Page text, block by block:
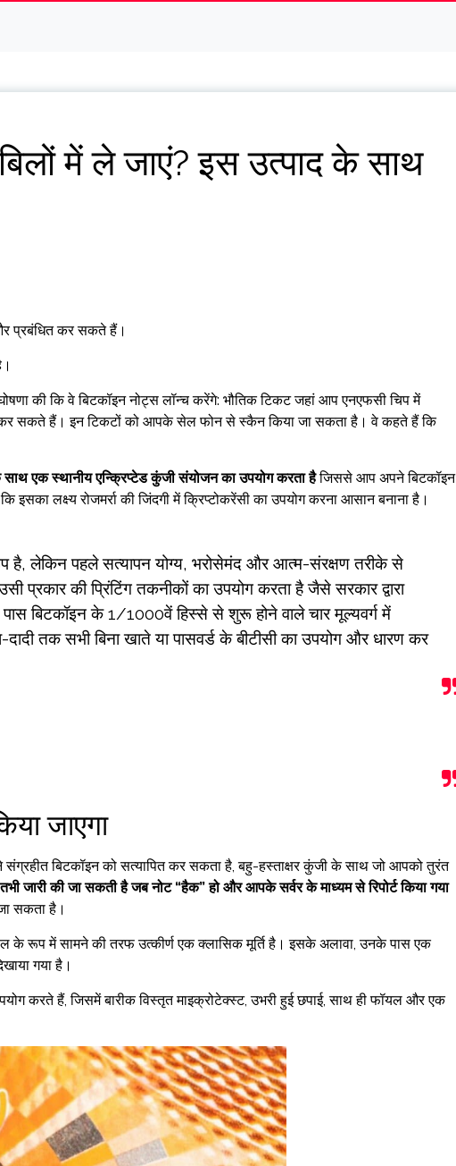
में ले जाएं? इस उत्पाद के साथ
प्रबंधित कर सकते हैं।
की कि वे बिटकॉइन नोट्स लॉन्च करेंगे: भौतिक टिकट जहां आप एनएफसी चिप में
कर सकते हैं। इन टिकटों को आपके सेल फोन से स्कैन किया जा सकता है। वे कहते हैं कि
एक स्थानीय एन्क्रिप्टेड कुंजी संयोजन का उपयोग करता हैजिससे आप अपने बिटकॉइन
लक्ष्य रोजमर्रा की जिंदगी में क्रिप्टोकरेंसी का उपयोग करना आसान बनाना है।
है, लेकिन पहले सत्यापन योग्य, भरोसेमंद और आत्म-संरक्षण तरीके से
प्रकार की प्रिंटिंग तकनीकों का उपयोग करता है जैसे सरकार द्वारा
बिटकॉइन के 1/1000वें हिस्से से शुरू होने वाले चार मूल्यवर्ग में
तक सभी बिना खाते या पासवर्ड के बीटीसी का उपयोग और धारण कर
जाएगा
बिटकॉइन को सत्यापित कर सकता है, बहु-हस्ताक्षर कुंजी के साथ जो आपको तुरंत
जारी की जा सकती है जब नोट “हैक” हो और आपके सर्वर के माध्यम से रिपोर्ट किया गया
सकता है।
के रूप में सामने की तरफ उत्कीर्ण एक क्लासिक मूर्ति है। इसके अलावा, उनके पास एक
गया है।
करते हैं, जिसमें बारीक विस्तृत माइक्रोटेक्स्ट, उभरी हुई छपाई, साथ ही फॉयल और एक